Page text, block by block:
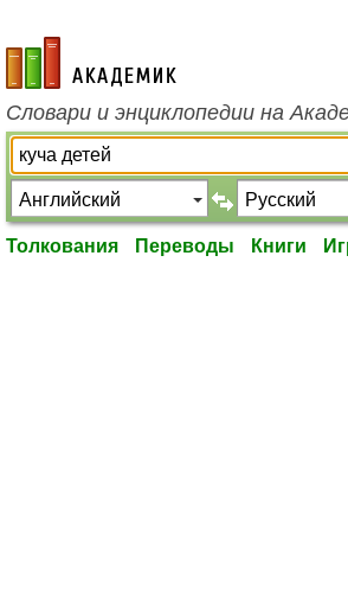
academic.ru
Словари и энциклопедии на
Толкования Переводы Книги